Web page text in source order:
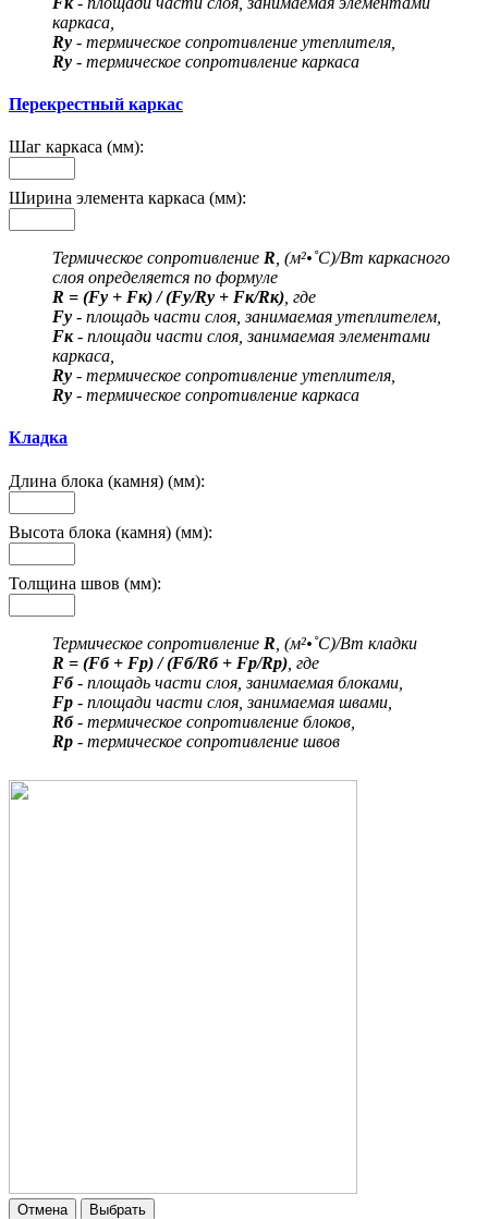
каркаса,
Rу - термическое сопротивление утеплителя,
Rу - термическое сопротивление каркаса
Перекрестный каркас
Шаг каркаса (мм):
Ширина элемента каркаса (мм):
Термическое сопротивление R , (м²•˚С)/Вт каркасного
слоя определяется по формуле
R = (Fу + Fк) / (Fу/Rу + Fк/Rк) , где
Fу - площадь части слоя, занимаемая утеплителем,
Fк- площади части слоя, занимаемая элементами
каркаса,
Rу - термическое сопротивление утеплителя,
Rу - термическое сопротивление каркаса
Кладка
Длина блока (камня) (мм):
Высота блока (камня) (мм):
Толщина швов (мм):
Термическое сопротивление R , (м²•˚С)/Вт кладки
R = (Fб + Fр) / (Fб/Rб + Fр/Rр) , где
Fб- площадь части слоя, занимаемая блоками,
Fр - площади части слоя, занимаемая швами,
Rб- термическое сопротивление блоков,
Rр - термическое сопротивление швов
Отмена
Выбрать